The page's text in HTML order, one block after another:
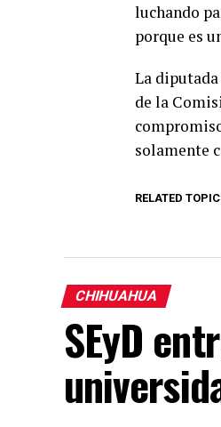
luchando
porque es
La
de la
solamente
RELATED
CHIHUAHUA
SEyD